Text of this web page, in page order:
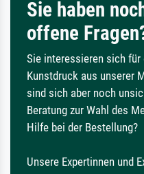
Sie haben
offene
Sie interessieren sich für
Kunstdruck aus unserer
sind sich aber noch
Beratung zur Wahl des
Hilfe bei der Bestellung?
Unsere Expertinnen und